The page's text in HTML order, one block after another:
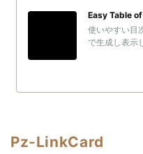
Easy Table
使いやすい目
で生成し表示
Pz-LinkCard